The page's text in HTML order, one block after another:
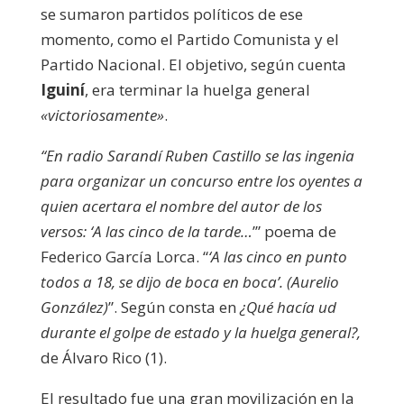
se sumaron partidos políticos de ese
momento, como el Partido Comunista y el
Partido Nacional. El objetivo, según cuenta
Iguiní, era terminar la huelga general
«victoriosamente».
“En radio Sarandí Ruben Castillo se las ingenia
para organizar un concurso entre los oyentes a
quien acertara el nombre del autor de los
versos: ‘A las cinco de la tarde…’” poema de
Federico García Lorca. “‘A las cinco en punto
todos a 18, se dijo de boca en boca’. (Aurelio
González)”. Según consta en¿Qué hacía ud
durante el golpe de estado y la huelga general?,
de Álvaro Rico (1).
El resultado fue una gran movilización en la